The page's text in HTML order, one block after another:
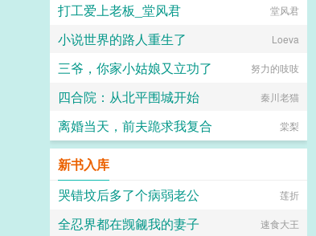
打工爱上老板_堂风君 堂风君
小说世界的路人重生了 Loeva
三爷，你家小姑娘又立功了 努力的吱吱
四合院：从北平围城开始 秦川老猫
离婚当天，前夫跪求我复合 棠梨
新书入库
哭错坟后多了个病弱老公
莲折
全忍界都在觊觎我的妻子 速食大王